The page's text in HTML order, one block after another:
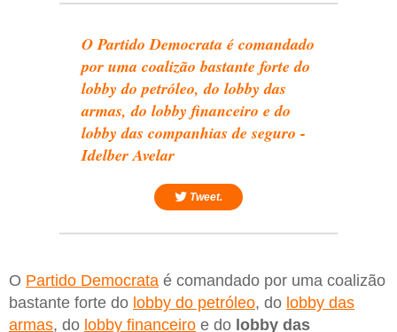
O Partido Democrata é comandado
por uma coalizão bastante forte do
lobby do petróleo, do lobby das
armas, do lobby financeiro e do
lobby das companhias de seguro -
Idelber Avelar
Tweet.
O Partido Democrata é comandado por uma coalizão
bastante forte do lobby do petróleo, do lobby das
armas, do lobby financeiro e do lobby das